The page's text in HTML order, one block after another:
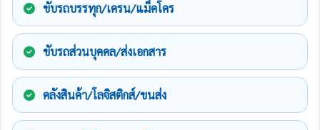
ขับรถบรรทุก/เครน/แม็คโคร
ขับรถส่วนบุคคล/ส่งเอกสาร
คลังสินค้า/โลจิสติกส์/ขนส่ง